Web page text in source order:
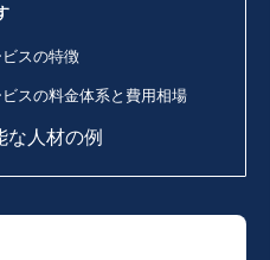
スの特徴
スの料金体系と費用相場
人材の例